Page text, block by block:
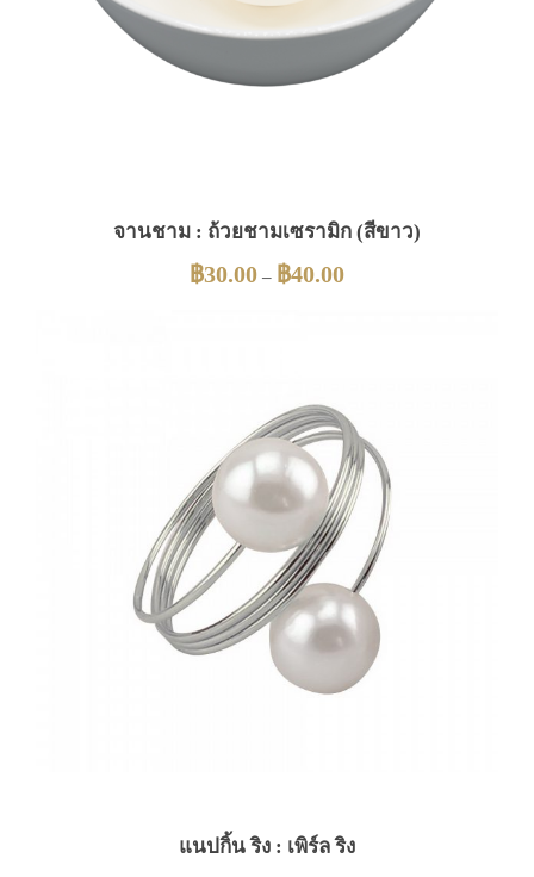
จานชาม : ถ้วยชามเซรามิก (สีขาว)
฿30.00 – ฿40.00
แนปกิ้น ริง : เพิร์ล ริง